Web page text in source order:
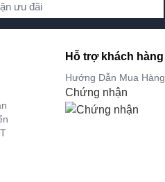
Hỗ trợ khách hàng
Hướng Dẫn Mua Hàng
Chứng nhận